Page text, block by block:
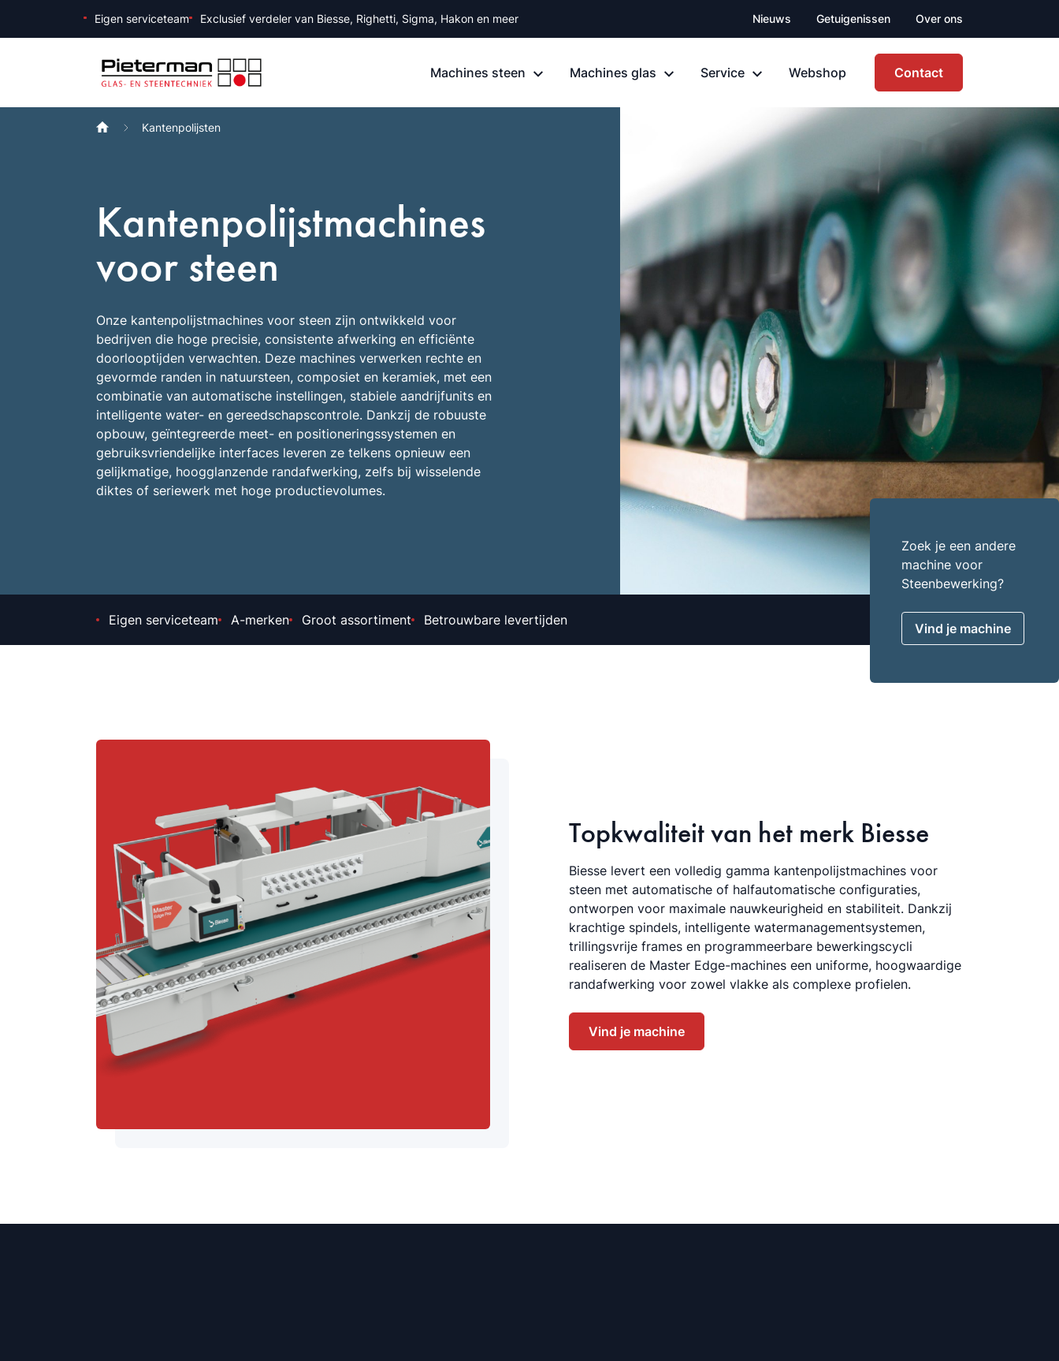
Machines steen Machines glas Service Webshop Contact
Eigen serviceteam Exclusief verdeler van Biesse, Righetti, Sigma, Hakon en meer Nieuws Getuigenissen Over ons
Kantenpolijsten
Kantenpolijstmachines
voor steen
Onze kantenpolijstmachines voor steen zijn ontwikkeld voor
bedrijven die hoge precisie, consistente afwerking en efficiënte
doorlooptijden verwachten. Deze machines verwerken rechte en
gevormde randen in natuursteen, composiet en keramiek, met een
combinatie van automatische instellingen, stabiele aandrijfunits en
intelligente water- en gereedschapscontrole. Dankzij de robuuste
opbouw, geïntegreerde meet- en positioneringssystemen en
gebruiksvriendelijke interfaces leveren ze telkens opnieuw een
gelijkmatige, hoogglanzende randafwerking, zelfs bij wisselende
diktes of seriewerk met hoge productievolumes.
Zoek je een andere
machine voor
Steenbewerking?
Vind je machine
Eigen serviceteam A-merken Groot assortiment Betrouwbare levertijden
Topkwaliteit van het merk Biesse
Biesse levert een volledig gamma kantenpolijstmachines voor
steen met automatische of halfautomatische configuraties,
ontworpen voor maximale nauwkeurigheid en stabiliteit. Dankzij
krachtige spindels, intelligente watermanagementsystemen,
trillingsvrije frames en programmeerbare bewerkingscycli
realiseren de Master Edge-machines een uniforme, hoogwaardige
randafwerking voor zowel vlakke als complexe profielen.
Vind je machine